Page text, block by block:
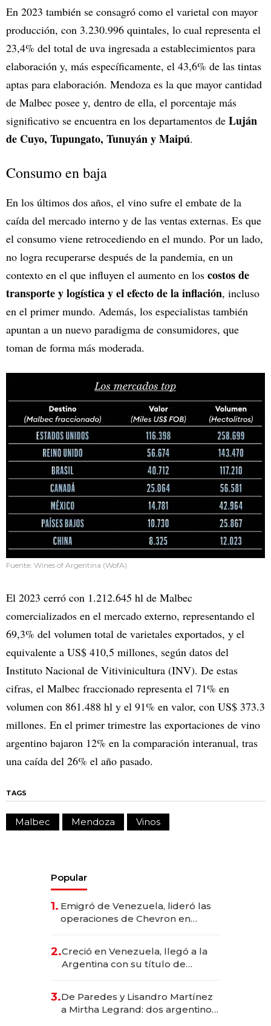
En 2023 también se consagró como el varietal con mayor
producción, con 3.230.996 quintales, lo cual representa el
23,4% del total de uva ingresada a establecimientos para
elaboración y, más específicamente, el 43,6% de las tintas
aptas para elaboración. Mendoza es la que mayor cantidad
de Malbec posee y, dentro de ella, el porcentaje más
significativo se encuentra en los departamentos de Luján
de Cuyo, Tupungato, Tunuyán y Maipú.
Consumo en baja
En los últimos dos años, el vino sufre el embate de la
caída del mercado interno y de las ventas externas. Es que
el consumo viene retrocediendo en el mundo. Por un lado,
no logra recuperarse después de la pandemia, en un
contexto en el que influyen el aumento en los costos de
transporte y logística y el efecto de la inflación, incluso
en el primer mundo. Además, los especialistas también
apuntan a un nuevo paradigma de consumidores, que
toman de forma más moderada.
Fuente: Wines of Argentina (WofA)
El 2023 cerró con 1.212.645 hl de Malbec
comercializados en el mercado externo, representando el
69,3% del volumen total de varietales exportados, y el
equivalente a US$ 410,5 millones, según datos del
Instituto Nacional de Vitivinicultura (INV). De estas
cifras, el Malbec fraccionado representa el 71% en
volumen con 861.488 hl y el 91% en valor, con US$ 373.3
millones. En el primer trimestre las exportaciones de vino
argentino bajaron 12% en la comparación interanual, tras
una caída del 26% el año pasado.
TAGS
Malbec Mendoza Vinos
Popular
1. Emigró de Venezuela, lideró las
operaciones de Chevron en
2.Creció en Venezuela, llegó a la
Argentina con su título de
las marcas "fast premium"
3.De Paredes y Lisandro Martínez
a Mirtha Legrand: dos argentinos